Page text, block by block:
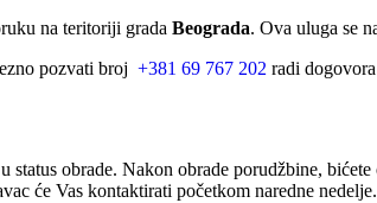
na teritoriji grada Beograda. Ova uluga se
pozvati broj +381 69 767 202 radi
obrade. Nakon obrade porudžbine,
će Vas kontaktirati početkom naredne